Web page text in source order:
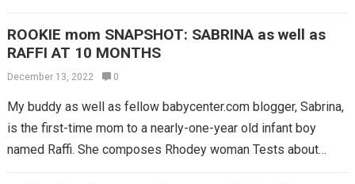
ROOKIE mom SNAPSHOT: SABRINA as well as
RAFFI AT 10 MONTHS
December 13, 2022 0
My buddy as well as fellow babycenter.com blogger, Sabrina,
is the first-time mom to a nearly-one-year old infant boy
named Raffi. She composes Rhodey woman Tests about